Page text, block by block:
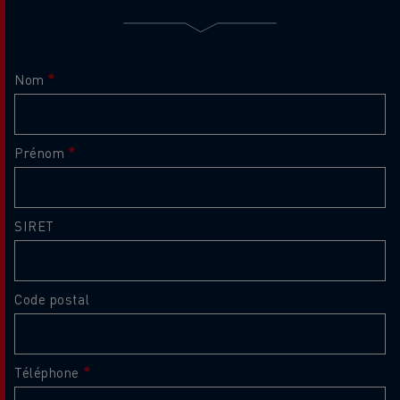
Nom
Prénom
SIRET
Code postal
Téléphone